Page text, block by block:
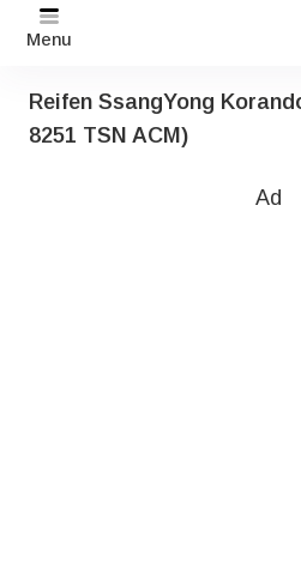
Menu
Reifen SsangYong
8251 TSN ACM)
Ad